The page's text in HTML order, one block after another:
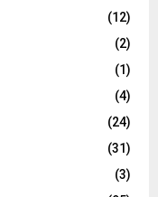
(12)
(2)
(1)
(4)
(24)
(31)
(3)